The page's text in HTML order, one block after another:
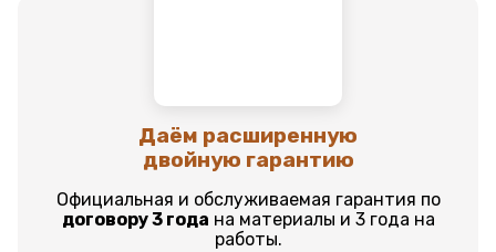
Даём расширенную
двойную гарантию
Официальная и обслуживаемая гарантия по
договору 3 года на материалы и 3 года на
работы.